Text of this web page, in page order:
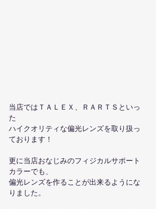
当店ではＴＡＬＥＸ、ＲＡＲＴＳといっ
た
ハイクオリティな偏光レンズを取り扱っ
ております！
更に当店おなじみのフィジカルサポート
カラーでも、
偏光レンズを作ることが出来るようにな
りました。